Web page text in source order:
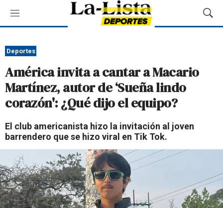
M
e
ú
M
o
Deportes
América invita a cantar a Macario
Martínez, autor de ‘Sueña lindo
corazón': ¿Qué dijo el equipo?
El club americanista hizo la invitación al joven
barrendero que se hizo viral en Tik Tok.